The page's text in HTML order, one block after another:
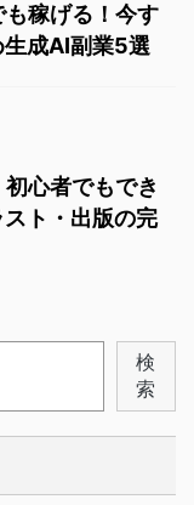
も稼げる！今す
生成AI副業5選
初心者でもでき
ト・出版の完
検
索